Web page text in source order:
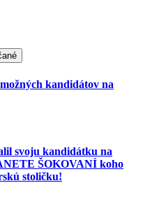
kandidátov na
svoju kandidátku na
ŠOKOVANÍ koho
stoličku!